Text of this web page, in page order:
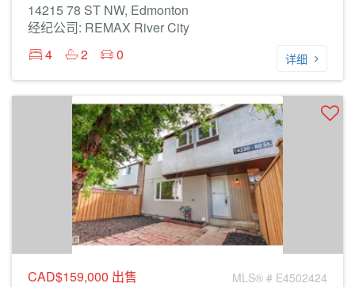
14215 78 ST NW, Edmonton
经纪公司: REMAX River City
4
2 0 详细
CAD$159,000 出售 MLS® # E4502424